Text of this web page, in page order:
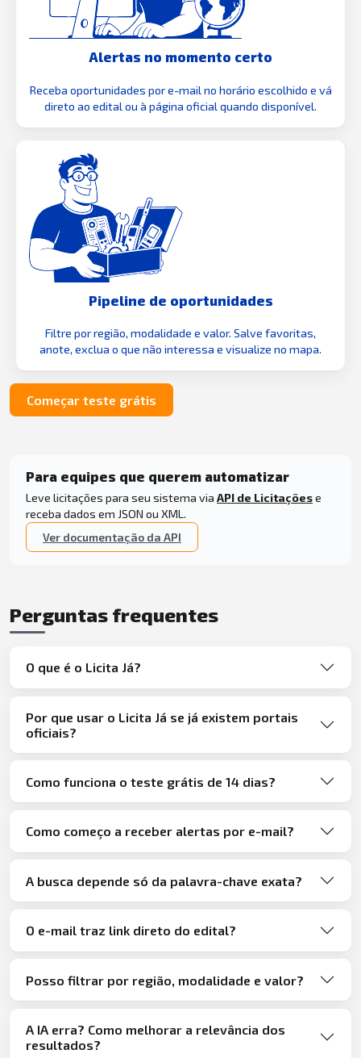
Alertas no momento certo
Receba oportunidades por e-mail no horário escolhido e vá
direto ao edital ou à página oficial quando disponível.
Pipeline de oportunidades
Filtre por região, modalidade e valor. Salve favoritas,
anote, exclua o que não interessa e visualize no mapa.
Começar teste grátis
Para equipes que querem automatizar
Leve licitações para seu sistema via API de Licitaçõese
receba dados em JSON ou XML.
Ver documentação da API
Perguntas frequentes
O que é o Licita Já?
Por que usar o Licita Já se já existem portais
oficiais?
Como funciona o teste grátis de 14 dias?
Como começo a receber alertas por e-mail?
A busca depende só da palavra-chave exata?
O e-mail traz link direto do edital?
Posso filtrar por região, modalidade e valor?
A IA erra? Como melhorar a relevância dos
resultados?